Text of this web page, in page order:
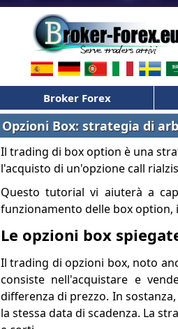
Broker Forex
Opzioni Box: strategia di
Il trading di box option è una
l'acquisto di un'opzione call
Questo tutorial vi aiuterà a
funzionamento delle box
Le opzioni box
Il trading di opzioni box, noto
consiste nell'acquistare e
differenza di prezzo. In
la stessa data di scadenza. La